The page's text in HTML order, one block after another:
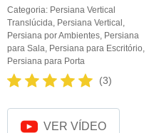
Categoria: Persiana Vertical
Translúcida, Persiana Vertical ,
Persiana por Ambientes, Persiana
para Sala, Persiana para Escritório,
Persiana para Porta
(3)
VER VÍDEO